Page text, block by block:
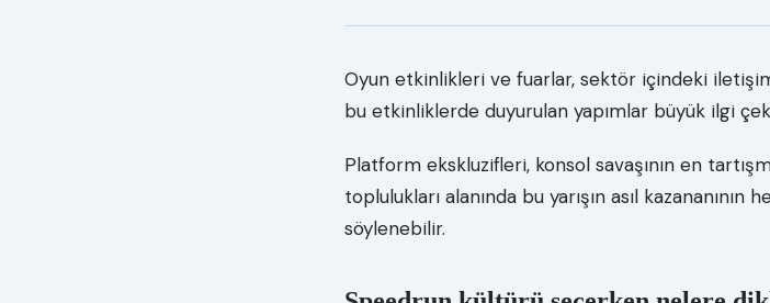
Oyun etkinlikleri ve fuarlar, sektör içindeki
bu etkinliklerde duyurulan yapımlar büyük ilgi
Platform ekskluzifleri, konsol savaşının en
toplulukları alanında bu yarışın asıl
söylenebilir.